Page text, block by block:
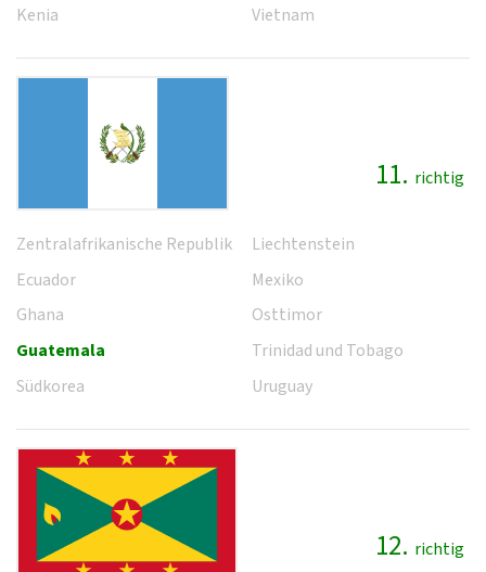
Kenia
Vietnam
11. richtig
Zentralafrikanische Republik
Ecuador
Ghana
Guatemala
Südkorea
Liechtenstein
Mexiko
Osttimor
Trinidad und Tobago
Uruguay
12. richtig